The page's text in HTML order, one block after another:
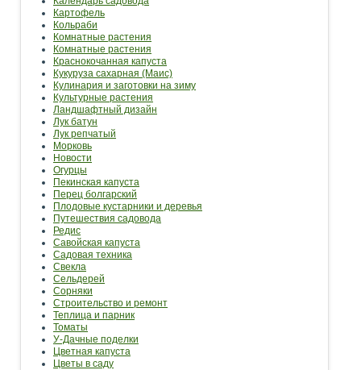
Картофель
Кольраби
Комнатные растения
Комнатные растения
Краснокочанная капуста
Кукуруза сахарная (Маис)
Кулинария и заготовки на зиму
Культурные растения
Ландшафтный дизайн
Лук батун
Лук репчатый
Морковь
Новости
Огурцы
Пекинская капуста
Перец болгарский
Плодовые кустарники и деревья
Путешествия садовода
Редис
Савойская капуста
Садовая техника
Свекла
Сельдерей
Сорняки
Строительство и ремонт
Теплица и парник
Томаты
У-Дачные поделки
Цветная капуста
Цветы в саду